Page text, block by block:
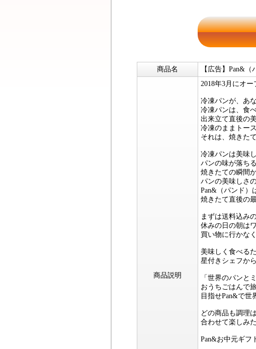
商品名 【広告】Pan&（
商品説明
2018年3月にオ
冷凍パンが、あ
冷凍パンは、食
出来立て直後の
冷凍のままトー
それは、焼きた
冷凍パンは美味
パンの味が落ち
焼きたての瞬間
パンの美味しさ
Pan&（パンド）
焼きたて直後の
まずは送料込み
休みの日の朝は
買い物に行かな
美味しく食べる
星付きシェフか
「世界のパンと
おうちごはんで
目指せPan&で世
どの商品も調理
合わせて楽しみ
Pan&お中元ギフ